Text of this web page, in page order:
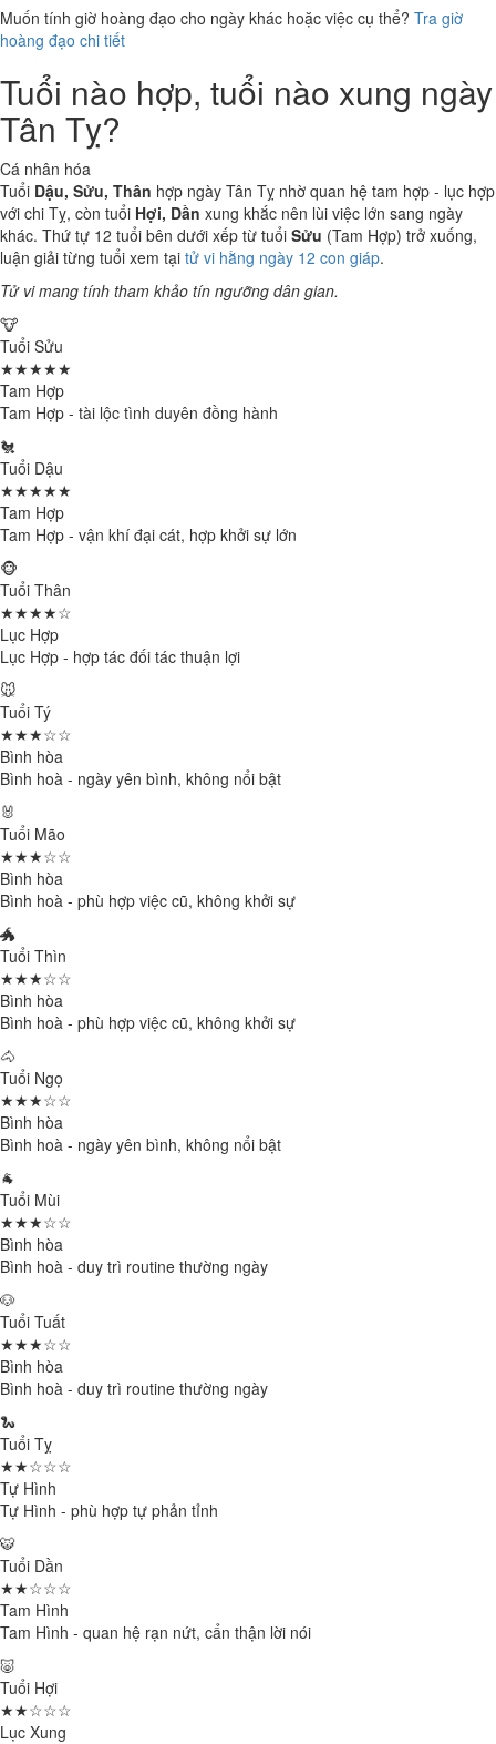
Muốn tính giờ hoàng đạo cho ngày khác hoặc việc cụ thể? Tra giờ
hoàng đạo chi tiết
Tuổi nào hợp, tuổi nào xung ngày
Tân Tỵ?
Cá nhân hóa
Tuổi Dậu, Sửu, Thân hợp ngày Tân Tỵ nhờ quan hệ tam hợp - lục hợp
với chi Tỵ, còn tuổi Hợi, Dần xung khắc nên lùi việc lớn sang ngày
khác. Thứ tự 12 tuổi bên dưới xếp từ tuổi Sửu (Tam Hợp) trở xuống,
luận giải từng tuổi xem tại tử vi hằng ngày 12 con giáp.
Tử vi mang tính tham khảo tín ngưỡng dân gian.
🐮
Tuổi Sửu
★★★★★
Tam Hợp
Tam Hợp - tài lộc tình duyên đồng hành
🐔
Tuổi Dậu
★★★★★
Tam Hợp
Tam Hợp - vận khí đại cát, hợp khởi sự lớn
🐵
Tuổi Thân
★★★★☆
Lục Hợp
Lục Hợp - hợp tác đối tác thuận lợi
🐭
Tuổi Tý
★★★☆☆
Bình hòa
Bình hoà - ngày yên bình, không nổi bật
🐰
Tuổi Mão
★★★☆☆
Bình hòa
Bình hoà - phù hợp việc cũ, không khởi sự
🐲
Tuổi Thìn
★★★☆☆
Bình hòa
Bình hoà - phù hợp việc cũ, không khởi sự
🐴
Tuổi Ngọ
★★★☆☆
Bình hòa
Bình hoà - ngày yên bình, không nổi bật
🐐
Tuổi Mùi
★★★☆☆
Bình hòa
Bình hoà - duy trì routine thường ngày
🐶
Tuổi Tuất
★★★☆☆
Bình hòa
Bình hoà - duy trì routine thường ngày
🐍
Tuổi Tỵ
★★☆☆☆
Tự Hình
Tự Hình - phù hợp tự phản tỉnh
🐯
Tuổi Dần
★★☆☆☆
Tam Hình
Tam Hình - quan hệ rạn nứt, cẩn thận lời nói
🐷
Tuổi Hợi
★★☆☆☆
Lục Xung